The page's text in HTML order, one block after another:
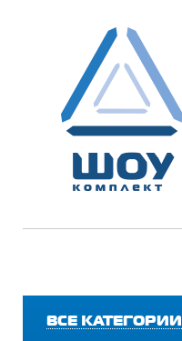
ВСЕ КАТЕГОРИИ